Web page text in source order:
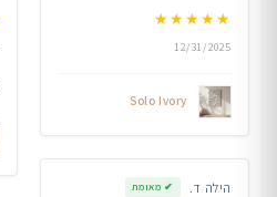
★★★★★
12/31/2025
Solo Ivory
הילה ד. ✔ מאומת